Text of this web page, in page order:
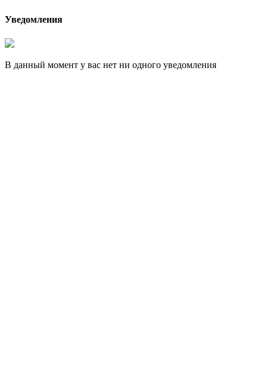
Уведомления
В данный момент у вас нет ни одного уведомления